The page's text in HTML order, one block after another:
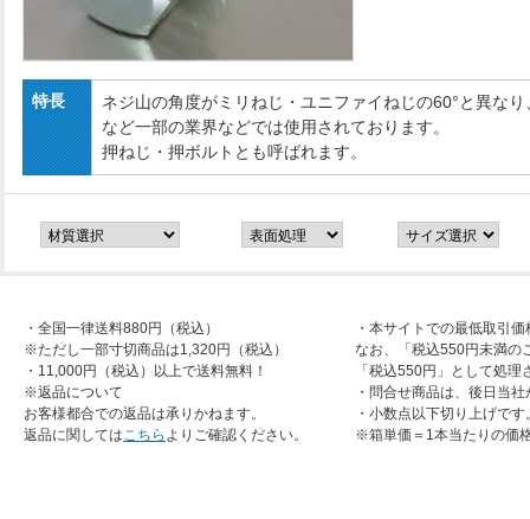
特長
ネジ山の角度がミリねじ・ユニファイねじの60°と異な
など一部の業界などでは使用されております。
押ねじ・押ボルトとも呼ばれます。
・全国一律送料880円（税込）
※ただし一部寸切商品は1,320円（税込）
・11,000円（税込）以上で送料無料！
※返品について
お客様都合での返品は承りかねます。
返品に関してはこちら よりご確認ください。
・本サイトでの最低取引
なお、「税込550円未満の
「税込550円」として処
・問合せ商品は、後日当
・小数点以下切り上げです
※箱単価＝1本当たりの価